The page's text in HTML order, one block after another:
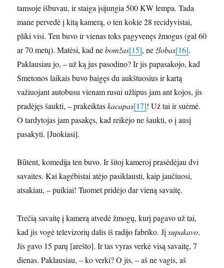
tamsoje išbuvau, ir staiga įsijungia 500 KW lempa. Tada
mane pervedė į kitą kamerą, o ten kokie 28 recidyvistai,
pliki visi. Ten buvo ir vienas toks pagyvenęs žmogus (gal 60
ar 70 metų). Matėsi, kad nebomžas[15], nežlobas[16].
Paklausiau jo, – už ką jus pasodino? Ir jis papasakojo, kad
Smetonos laikais buvo baigęs du aukštuosius ir kartą
važiuojant autobusu vienam rusui užlipus jam ant kojos, jis
pradėjęs šaukti, – prakeiktaskacapas[17]! Už tai ir suėmė.
O tardytojas jam pasakęs, kad reikėjo ne šaukti, o į ausį
pasakyti. [Juokiasi].
Būtent, komedija ten buvo. Ir šitoj kameroj prasėdėjau dvi
savaites. Kai kagėbistai atėjo pasiklausti, kaip jaučiuosi,
atsakiau, – puikiai! Tuomet pridėjo dar vieną savaitę.
Trečią savaitę į kamerą atvedė žmogų, kurį pagavo už tai,
kad jis vogė televizorių dalis iš radijo fabriko. Jįsupakavo.
Jis gavo 15 parų [arešto]. Ir tas vyras verkė visą savaitę, 7
dienas. Paklausiau, – ko verki? O jis, – aš ne vagis, aš